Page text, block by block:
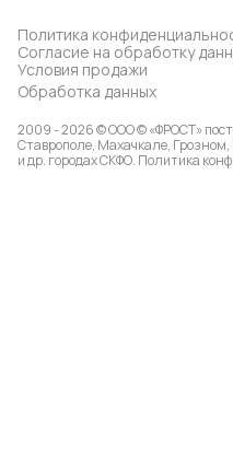
Политика
Согласие на обработку
Условия продажи
Обработка данных
2009 - 2026 © ООО © «ФРОСТ»
Ставрополе, Махачкале,
и др. городах СКФО. Политика